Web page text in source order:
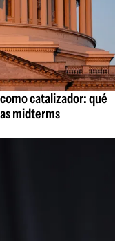
catalizador: qué
midterms